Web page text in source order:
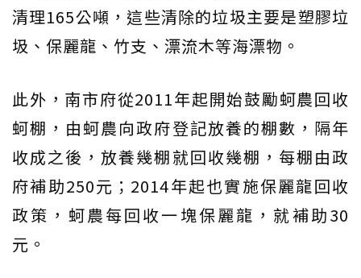
清理165公噸，這些清除的垃圾主要是塑膠垃
圾、保麗龍、竹支、漂流木等海漂物。
此外，南市府從2011年起開始鼓勵蚵農回收
蚵棚，由蚵農向政府登記放養的棚數，隔年
收成之後，放養幾棚就回收幾棚，每棚由政
府補助250元；2014年起也實施保麗龍回收
政策，蚵農每回收一塊保麗龍，就補助30
元。